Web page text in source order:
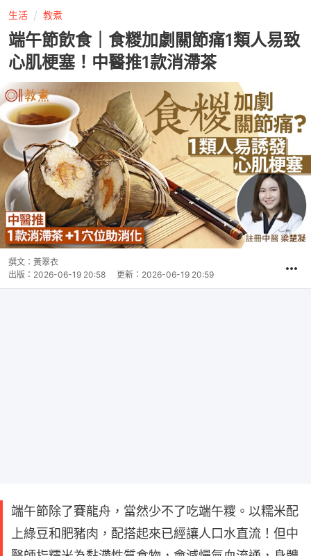
生活 教煮
端午節飲食｜食糉加劇關節痛1類人易致
心肌梗塞！中醫推1款消滯茶
撰文： 黃翠衣
出版： 2026-06-19 20:58 更新： 2026-06-19 20:59
端午節除了賽龍舟，當然少不了吃端午糭。以糯米配
上綠豆和肥豬肉，配搭起來已經讓人口水直流！但中